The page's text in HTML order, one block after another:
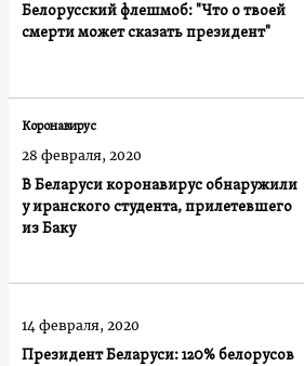
Белорусский флешмоб: "Что о твоей
смерти может сказать президент"
В Беларуси коронавирус обнаружили
у иранского студента, прилетевшего
из Баку
Коронавирус
28 февраля, 2020
Президент Беларуси: 120% белорусов
14 февраля, 2020